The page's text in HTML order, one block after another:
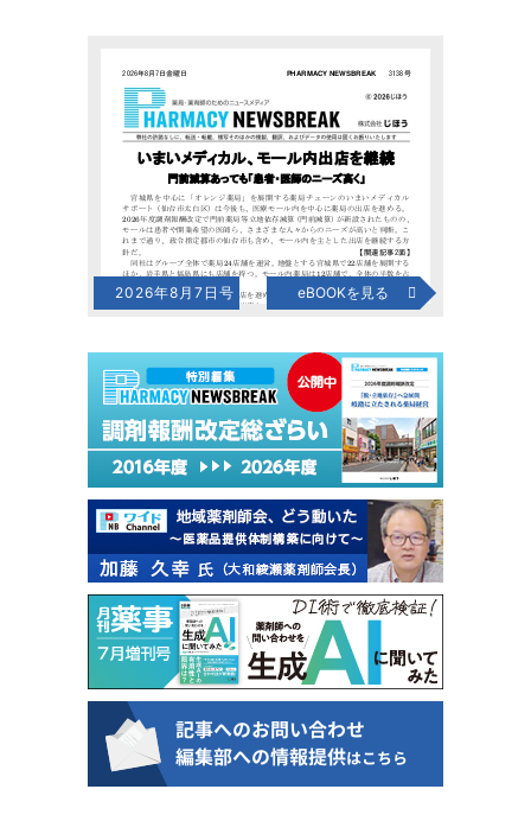
2026年8月7日号 eBOOKを見る